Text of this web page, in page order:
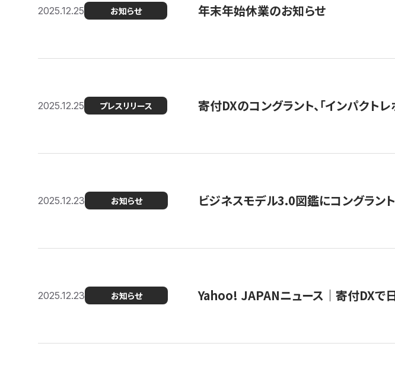
2025.12.25 お知らせ 年末年始休業のお知らせ
2025.12.25 プレスリリース 寄付DXのコングラント、「インパクト
2025.12.23 お知らせ ビジネスモデル3.0図鑑にコングラン
2025.12.23 お知らせ Yahoo! JAPANニュース｜寄付DXで